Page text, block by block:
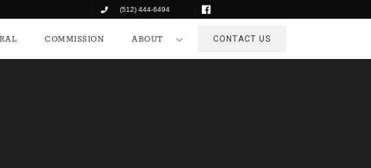
(512) 444-6494
COMMISSION ABOUT CONTACT US